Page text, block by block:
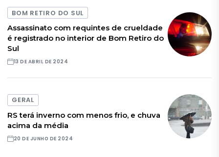
BOM RETIRO DO SUL
Assassinato com requintes de crueldade
é registrado no interior de Bom Retiro do
Sul
13 DE ABRIL DE 2024
GERAL
RS terá inverno com menos frio, e chuva
acima da média
20 DE JUNHO DE 2024